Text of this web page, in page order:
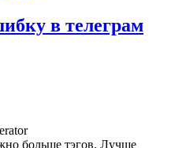
в телеграм
больше тэгов. Лучше